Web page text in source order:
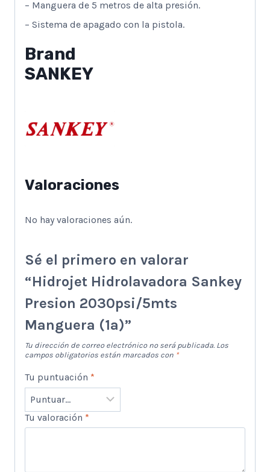
– Manguera de 5 metros de alta presión.
– Sistema de apagado con la pistola.
Brand
SANKEY
Valoraciones
No hay valoraciones aún.
Sé el primero en valorar
“Hidrojet Hidrolavadora Sankey
Presion 2030psi/5mts
Manguera (1a)”
Tu dirección de correo electrónico no será publicada. Los
campos obligatorios están marcados con *
Tu puntuación *
Tu valoración *